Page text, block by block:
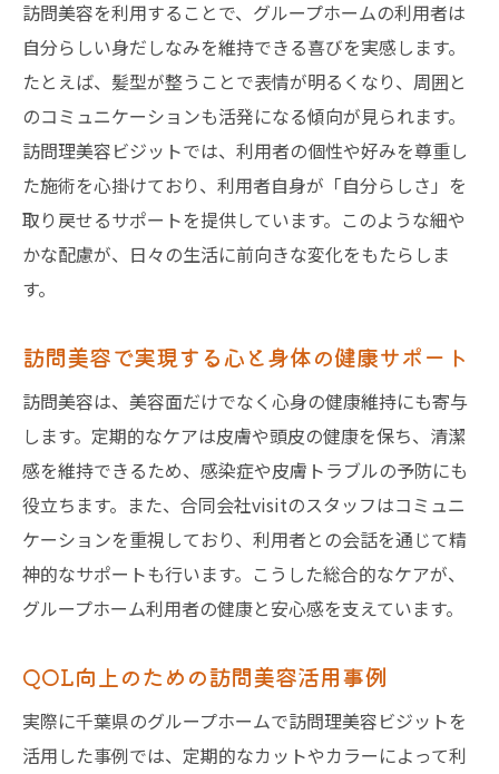
訪問美容を利用することで、グループホームの利用者は
自分らしい身だしなみを維持できる喜びを実感します。
たとえば、髪型が整うことで表情が明るくなり、周囲と
のコミュニケーションも活発になる傾向が見られます。
訪問理美容ビジットでは、利用者の個性や好みを尊重し
た施術を心掛けており、利用者自身が「自分らしさ」を
取り戻せるサポートを提供しています。このような細や
かな配慮が、日々の生活に前向きな変化をもたらしま
す。
訪問美容で実現する心と身体の健康サポート
訪問美容は、美容面だけでなく心身の健康維持にも寄与
します。定期的なケアは皮膚や頭皮の健康を保ち、清潔
感を維持できるため、感染症や皮膚トラブルの予防にも
役立ちます。また、合同会社visitのスタッフはコミュニ
ケーションを重視しており、利用者との会話を通じて精
神的なサポートも行います。こうした総合的なケアが、
グループホーム利用者の健康と安心感を支えています。
QOL向上のための訪問美容活用事例
実際に千葉県のグループホームで訪問理美容ビジットを
活用した事例では、定期的なカットやカラーによって利